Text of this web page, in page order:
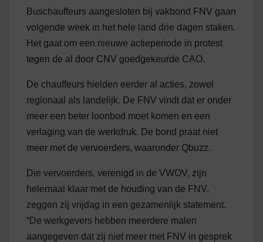
Buschauffeurs aangesloten bij vakbond FNV gaan
volgende week in het hele land drie dagen staken.
Het gaat om een nieuwe actieperiode in protest
tegen de al door CNV goedgekeurde CAO.
De chauffeurs hielden eerder al acties, zowel
regionaal als landelijk. De FNV vindt dat er onder
meer een beter loonbod moet komen en een
verlaging van de werkdruk. De bond praat niet
meer met de vervoerders, waaronder Qbuzz.
Die vervoerders, verenigd in de VWOV, zijn
helemaal klaar met de houding van de FNV,
zeggen zij vrijdag in een gezamenlijk statement.
“De werkgevers hebben meerdere malen
aangegeven dat zij niet meer met FNV in gesprek